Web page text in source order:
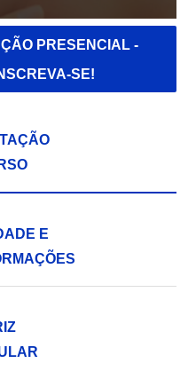
PRESENCIAL -
SE!
E